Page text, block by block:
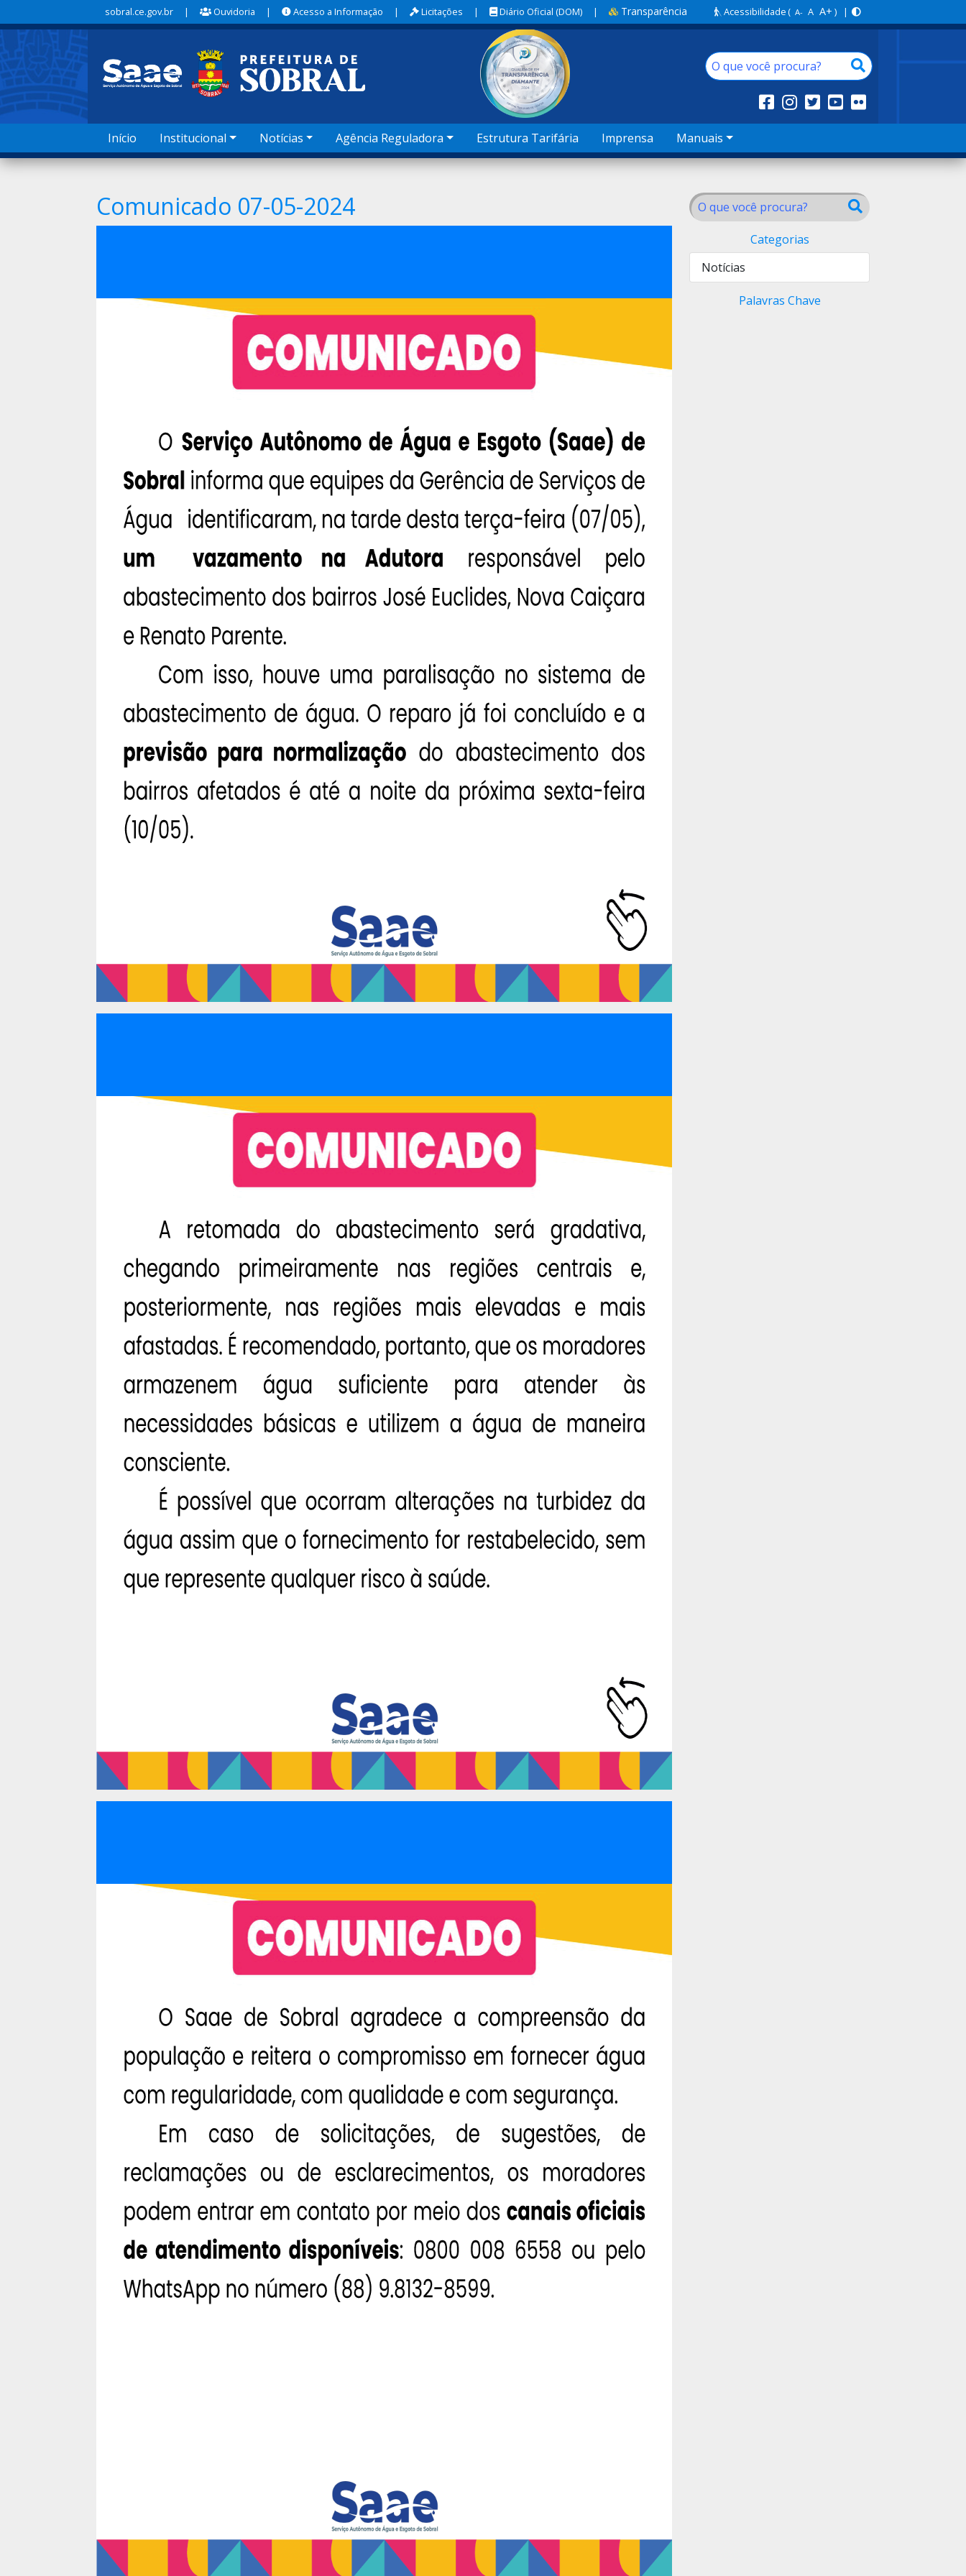
sobral.ce.gov.br | Ouvidoria | Acesso a Informação | Licitações | Diário Oficial (DOM) | Transparência Acessibilidade( A- A A+ ) |
Início Institucional Notícias Agência Reguladora Estrutura Tarifária Imprensa Manuais
Categorias
Notícias
Palavras Chave
Comunicado 07-05-2024